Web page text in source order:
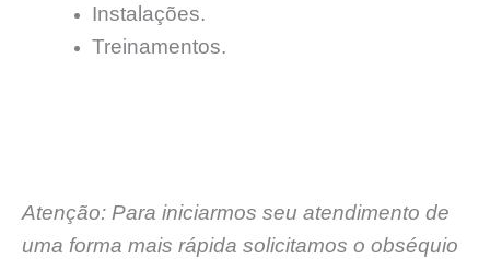
Instalações.
Treinamentos.
Atenção: Para iniciarmos seu atendimento de
uma forma mais rápida solicitamos o obséquio